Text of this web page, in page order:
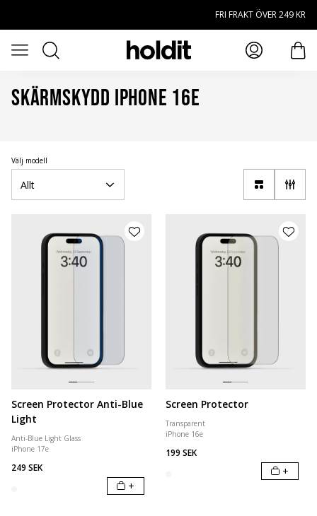
FRI FRAKT ÖVER 249 KR
Öppna meny
Sök
Skärmskydd iPhone 16e
Välj modell
Allt
Screen Protector Anti-Blue
Light
Anti-Blue Light Glass
iPhone 17e
249 SEK
+
Screen Protector
Transparent
iPhone 16e
199 SEK
+